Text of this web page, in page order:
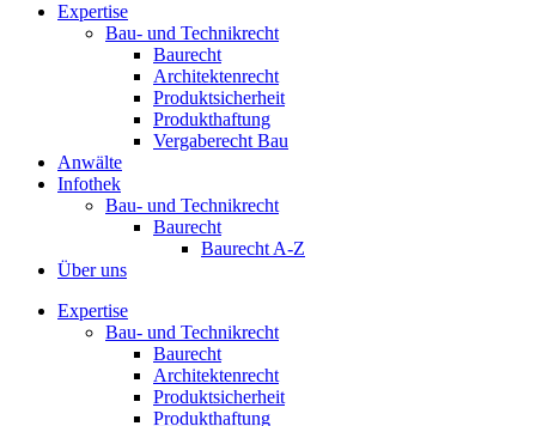
Expertise
Bau- und Technikrecht
Baurecht
Architektenrecht
Produktsicherheit
Produkthaftung
Vergaberecht Bau
Anwälte
Infothek
Bau- und Technikrecht
Baurecht
Baurecht A-Z
Über uns
Expertise
Bau- und Technikrecht
Baurecht
Architektenrecht
Produktsicherheit
Produkthaftung